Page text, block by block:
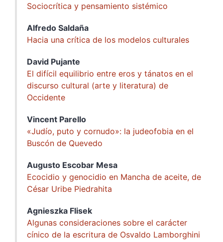
Sociocrítica y pensamiento sistémico
Alfredo Saldaña
Hacia una crítica de los modelos culturales
David Pujante
El difícil equilibrio entre eros y tánatos en el
discurso cultural (arte y literatura) de
Occidente
Vincent Parello
«Judío, puto y cornudo»: la judeofobia en el
Buscón de Quevedo
Augusto Escobar Mesa
Ecocidio y genocidio en Mancha de aceite, de
César Uribe Piedrahita
Agnieszka Flisek
Algunas consideraciones sobre el carácter
cínico de la escritura de Osvaldo Lamborghini